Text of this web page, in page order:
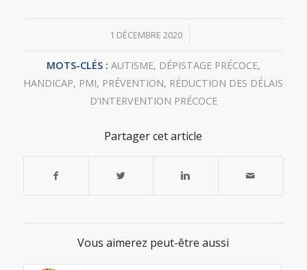
1 DÉCEMBRE 2020
/
MOTS-CLÉS : AUTISME, DÉPISTAGE PRÉCOCE,
HANDICAP, PMI, PRÉVENTION, RÉDUCTION DES DÉLAIS
D’INTERVENTION PRÉCOCE
Partager cet article
Vous aimerez peut-être aussi